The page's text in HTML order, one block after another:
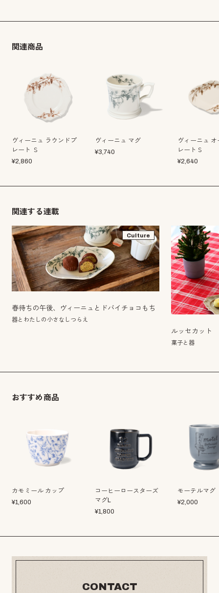
関連商品
ヴィーニュ ラウンドプ
レート Ｓ
¥2,860
ヴィーニュ マグ
¥3,740
ヴィーニュ
レートＳ
¥2,640
関連する連載
Culture
春待ちの午後、ヴィーニュとドバイチョコもち
器とわたしの小さなしつらえ
ルッセカット
菓子と器
おすすめ商品
カモミール カップ
¥1,600
コーヒーロースターズ
マグL
¥1,800
モーテルマグ
¥2,000
CONTACT